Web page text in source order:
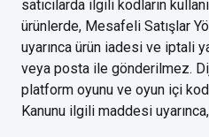
satıcılarda ilgili kodların
ürünlerde, Mesafeli Satışlar
uyarınca ürün iadesi ve iptali
veya posta ile gönderilmez.
platform oyunu ve oyun içi kod
Kanunu ilgili maddesi